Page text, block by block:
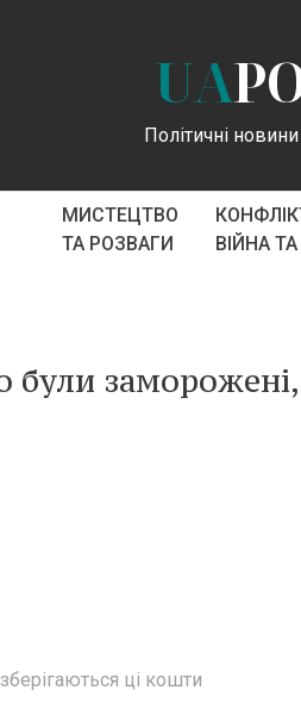
UA
Політичні
МИСТЕЦТВО
ТА РОЗВАГИ
ВІЙНА
були
ці кошти